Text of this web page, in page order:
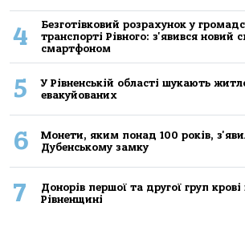
4
Безготівковий розрахунок у
транспорті Рівного: з'явився новий
смартфоном
5
У Рівненській області шукають
евакуйованих
6
Монети, яким понад 100 років,
Дубенському замку
7
Донорів першої та другої груп
Рівненщині